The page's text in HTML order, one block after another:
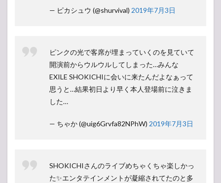
— ピカシュウ (@shurvival) 2019年7月3日
ピンクの光で客席が埋まっていくのを見ていて
開演前からウルウルしてしまった…みんな
EXILE SHOKICHIに会いに来たんだよなぁって
思うと…結果初日より早く本人登場前に泣きま
した…
— ちゃか (@uig6Grvfa82NPhW) 2019年7月3日
SHOKICHIさんのライブめちゃくちゃ楽しかっ
た✨エンタテインメントが凝縮されてたのと多